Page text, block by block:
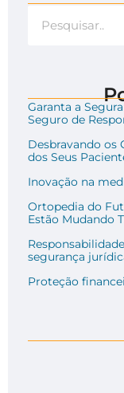
Garanta a
Seguro de
Desbravando os
dos Seus
Inovação na
Ortopedia do
Estão Mudando
segurança
Proteção